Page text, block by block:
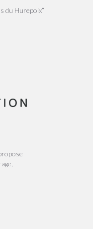
du Hurepoix”